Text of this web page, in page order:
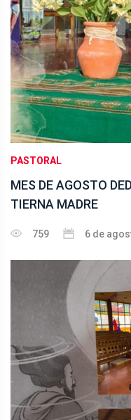
PASTORAL
MES DE AGOSTO
TIERNA MADRE
759 6 de